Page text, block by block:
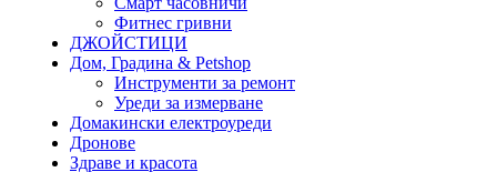
Фитнес гривни
ДЖОЙСТИЦИ
Дом, Градина & Petshop
Инструменти за ремонт
Уреди за измерване
Домакински електроуреди
Дронове
Здраве и красота